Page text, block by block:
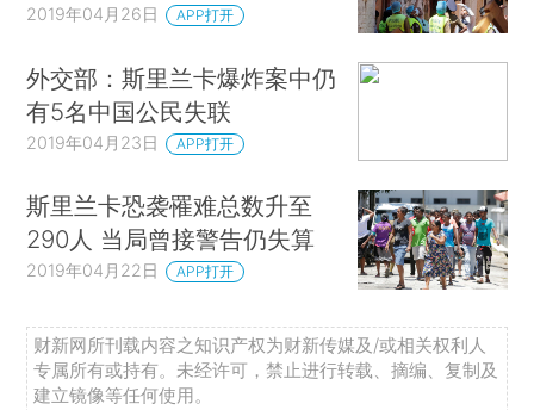
2019年04月26日 APP打开
外交部：斯里兰卡爆炸案中仍
有5名中国公民失联
2019年04月23日 APP打开
斯里兰卡恐袭罹难总数升至
290人 当局曾接警告仍失算
2019年04月22日 APP打开
财新网所刊载内容之知识产权为财新传媒及/或相关权利人
专属所有或持有。未经许可，禁止进行转载、摘编、复制及
建立镜像等任何使用。